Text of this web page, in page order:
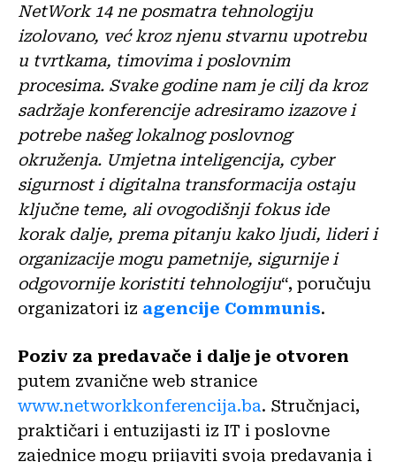
NetWork 14 ne posmatra tehnologiju
izolovano, već kroz njenu stvarnu upotrebu
u tvrtkama, timovima i poslovnim
procesima. Svake godine nam je cilj da kroz
sadržaje konferencije adresiramo izazove i
potrebe našeg lokalnog poslovnog
okruženja. Umjetna inteligencija, cyber
sigurnost i digitalna transformacija ostaju
ključne teme, ali ovogodišnji fokus ide
korak dalje, prema pitanju kako ljudi, lideri i
organizacije mogu pametnije, sigurnije i
odgovornije koristiti tehnologiju“, poručuju
organizatori iz agencije Communis.
Poziv za predavače i dalje je otvoren
putem zvanične web stranice
www.networkkonferencija.ba. Stručnjaci,
praktičari i entuzijasti iz IT i poslovne
zajednice mogu prijaviti svoja predavanja i